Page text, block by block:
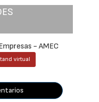
- AMEC
virtual